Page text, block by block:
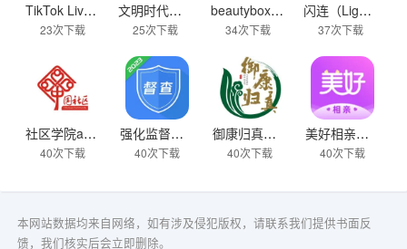
TikTok Live Wallpaper
23次下载
文明时代下载破解版无限金币最新版
25次下载
beautybox 小绿盒正版最新免费下载
34次下载
闪连（LightningX）加速器app
37次下载
社区学院app下载
40次下载
强化监督定点帮扶下载
40次下载
御康归真堂app下载
40次下载
美好相亲极速版下载
40次下载
本网站数据均来自网络，如有涉及侵犯版权，请联系我们提供书面反
馈，我们核实后会立即删除。